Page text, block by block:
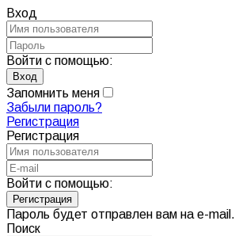
Вход
Войти с помощью:
Запомнить меня
Забыли пароль?
Регистрация
Регистрация
Войти с помощью:
Пароль будет отправлен вам на e-mail.
Поиск